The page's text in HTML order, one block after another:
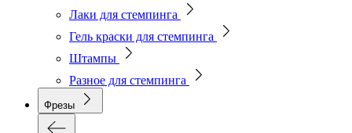
Лаки для стемпинга
Гель краски для стемпинга
Штампы
Разное для стемпинга
Фрезы